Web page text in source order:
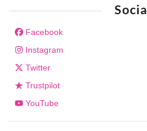
Social
Facebook
Instagram
Twitter
Trustpilot
YouTube